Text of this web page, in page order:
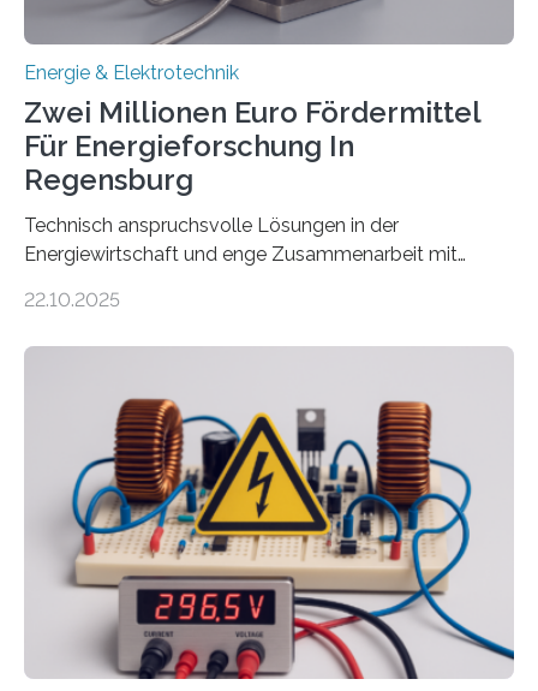
Energie & Elektrotechnik
Zwei Millionen Euro Fördermittel
Für Energieforschung In
Regensburg
Technisch anspruchsvolle Lösungen in der
Energiewirtschaft und enge Zusammenarbeit mit
neuen EU-geförderten Transfer-Projekte zu
Energietechnologien werden vom Europäischen
Sozialfonds Plus (ESF+) gefördert – mit einer
Gesamtsumme von mehr als zwei Millionen Euro.
Damit zählt die Hochschule zu den großen
Gewinnerinnen der aktuellen Förderrunde des
Bayerischen Wissenschaftsministeriums. Im
Mittelpunkt steht der direkte Wissenstransfer: Neue
wissenschaftliche Erkenntnisse sollen rasch in die
22.10.2025